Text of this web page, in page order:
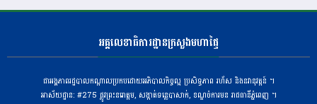
អគ្គលេខាធិការដ្ឋានក្រសួងមហាផ្ទៃ
ជាអង្គភាពរដ្ឋបាលកណ្តាលប្រកបដោយអភិបាលកិច្ចល្អ ប្រសិទ្ធភាព រហ័ស និងនវានុវត្តន៍ ។
អាស័យដ្ឋាន: #275 ​ផ្លូវព្រះនរោត្តម, សង្កាត់ទន្លេបាសាក់, ខណ្ឌចំការមន រាជធានីភ្នំពេញ ។